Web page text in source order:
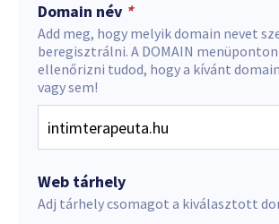
Domain név *
Add meg, hogy melyik domain nevet
beregisztrálni. A DOMAIN
ellenőrizni tudod, hogy a kívánt
vagy sem!
Web tárhely
Adj tárhely csomagot a kiválasztott